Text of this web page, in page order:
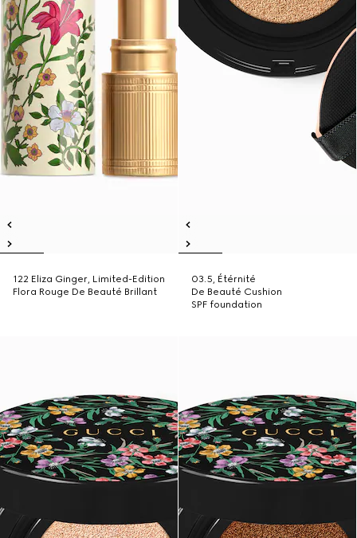
122 Eliza Ginger, Limited-Edition
Flora Rouge De Beauté Brillant
03.5, Étérnité
De Beauté Cushion
SPF foundation